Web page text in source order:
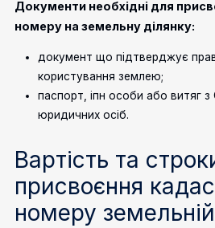
Документи необхідні для
номеру на земельну ділянку:
документ що підтверджує
користування землею;
паспорт, іпн особи або витяг
юридичних осіб.
Вартість та
присвоєння
номеру земельній